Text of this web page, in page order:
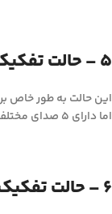
5 – حالت تفکیک با پنج تن)
این حالت به طور خاص
اما دارای 5 صدای مختلف هر صدا برای فلز مختلف است
6 – حالت تفکیک با 99 تن)